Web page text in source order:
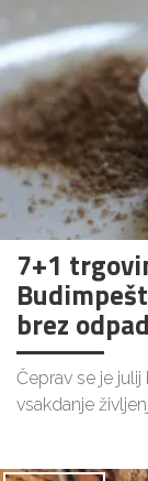
7+1
brez
Čeprav se je
vsakdanje